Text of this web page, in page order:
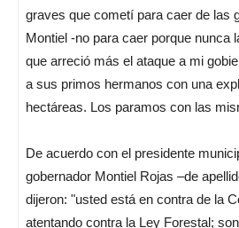
graves que cometí para caer de las
Montiel -no para caer porque nunca
que arreció más el ataque a mi
a sus primos hermanos con una
hectáreas. Los paramos con las
De acuerdo con el presidente
gobernador Montiel Rojas –de
dijeron: "usted está en contra de la
atentando contra la Ley Forestal;